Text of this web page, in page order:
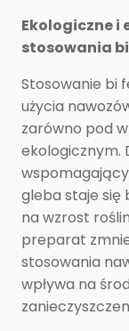
Ekologiczne i
stosowania
Stosowanie bi
użycia
zarówno pod
ekologicznym.
gleba staje się
na wzrost
preparat
stosowania
wpływa na